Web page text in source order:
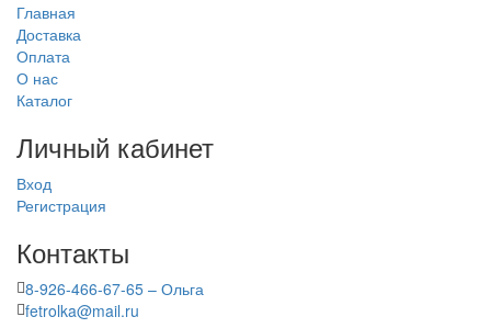
Главная
Доставка
Оплата
О нас
Каталог
Личный кабинет
Вход
Регистрация
Контакты
8-926-466-67-65 – Ольга
fetrolka@mail.ru